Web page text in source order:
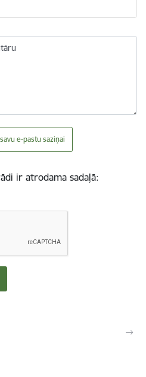
e-pastu saziņai
ir atrodama sadaļā: